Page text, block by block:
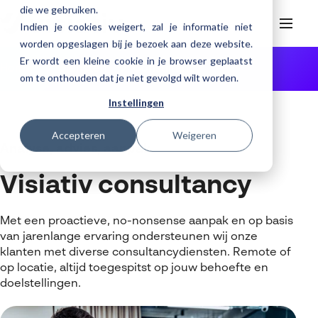
die we gebruiken.
Indien je cookies weigert, zal je informatie niet
worden opgeslagen bij je bezoek aan deze website.
Er wordt een kleine cookie in je browser geplaatst
om te onthouden dat je niet gevolgd wilt worden.
Instellingen
Accepteren Weigeren
HelpdeskWebinars
SOLIDWORKS Design
SOLIDWORKS Design Ultimate
nTopology
DriveWorks
DraftSight
Manufacturing
Visiativ PLM
ENOVIA
3DEXPERIENCE Cloud Simulation
SOLIDWORKS Simulation
Consultancy diensten
Meer
SOLIDWORKS Composer
SOLIDWORKS Visualize
Cloud services for SOLIDWORKS
Cloudmigratie
Trainingen
3DEXPERIENCE trainingen
Trainingskalender
Helpdesk
Onderhoudscontract SOLIDWORKS
Download SOLIDWORKS 2025
Over Visiativ
Werken bij Visiativ
Nieuws
Evenementen
Consultancy
Analyse, advies, aanpak
Visiativ consultancy
Met een proactieve, no-nonsense aanpak en op basis
van jarenlange ervaring ondersteunen wij onze
klanten met diverse consultancydiensten. Remote of
op locatie, altijd toegespitst op jouw behoefte en
doelstellingen.